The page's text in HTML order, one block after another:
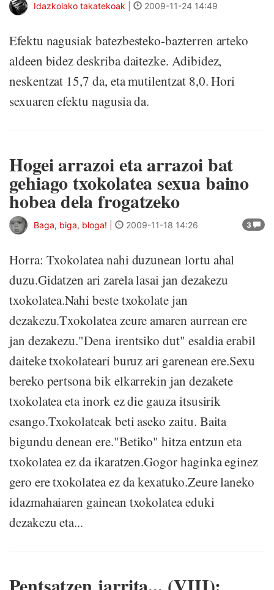
Idazkolako takatekoak 2009-11-24 14:49
Efektu nagusiak batezbesteko-bazterren arteko
aldeen bidez deskriba daitezke. Adibidez,
neskentzat 15,7 da, eta mutilentzat 8,0. Hori
sexuaren efektu nagusia da.
Hogei arrazoi eta arrazoi bat
gehiago txokolatea sexua baino
hobea dela frogatzeko
3
Baga, biga, bloga! 2009-11-18 14:26
Horra: Txokolatea nahi duzunean lortu ahal
duzu.Gidatzen ari zarela lasai jan dezakezu
txokolatea.Nahi beste txokolate jan
dezakezu.Txokolatea zeure amaren aurrean ere
jan dezakezu."Dena irentsiko dut" esaldia erabil
daiteke txokolateari buruz ari garenean ere.Sexu
bereko pertsona bik elkarrekin jan dezakete
txokolatea eta inork ez die gauza itsusirik
esango.Txokolateak beti aseko zaitu. Baita
bigundu denean ere."Betiko" hitza entzun eta
txokolatea ez da ikaratzen.Gogor haginka eginez
gero ere txokolatea ez da kexatuko.Zeure laneko
idazmahaiaren gainean txokolatea eduki
dezakezu eta...